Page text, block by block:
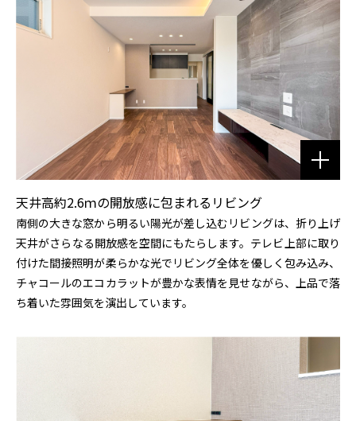
天井高約2.6ｍの開放感に包まれるリビング
南側の大きな窓から明るい陽光が差し込むリビングは、折り上げ
天井がさらなる開放感を空間にもたらします。テレビ上部に取り
付けた間接照明が柔らかな光でリビング全体を優しく包み込み、
チャコールのエコカラットが豊かな表情を見せながら、上品で落
ち着いた雰囲気を演出しています。